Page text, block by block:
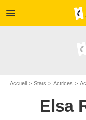
menu
Accueil Stars Actrices
Elsa